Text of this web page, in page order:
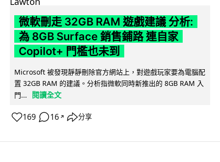
微軟刪走 32GB RAM 遊戲建議 分析:
為 8GB Surface 銷售鋪路 連自家
Copilot+ 門檻也未到
Microsoft 被發現靜靜刪除官方網站上，對遊戲玩家要為電腦配
置 32GB RAM 的建議。分析指微軟同時新推出的 8GB RAM 入
門...
閱讀全文
169 16 ↗ 分享